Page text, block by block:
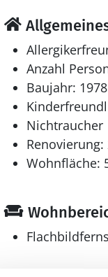
Anzahl
Baujahr: 1978
Nichtraucher
Renovierung:
Wohnfläche: